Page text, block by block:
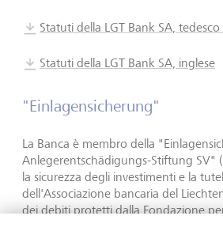
Statuti della LGT Bank SA,
Statuti della LGT Bank SA, inglese
"Einlagensicherung"
La Banca è membro della
Anlegerentschädigungs-Stiftung SV"
la sicurezza degli investimenti e la
dell'Associazione bancaria del
dei debiti protetti dalla Fondazione